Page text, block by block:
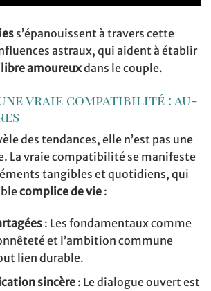
s’épanouissent à travers cette
astraux, qui aident à établir
amoureuxdans le couple.
vraie compatibilité : au-
des tendances, elle n’est pas une
La vraie compatibilité se manifeste
tangibles et quotidiens, qui
complice de vie :
: Les fondamentaux comme
et l’ambition commune
lien durable.
sincère: Le dialogue ouvert est